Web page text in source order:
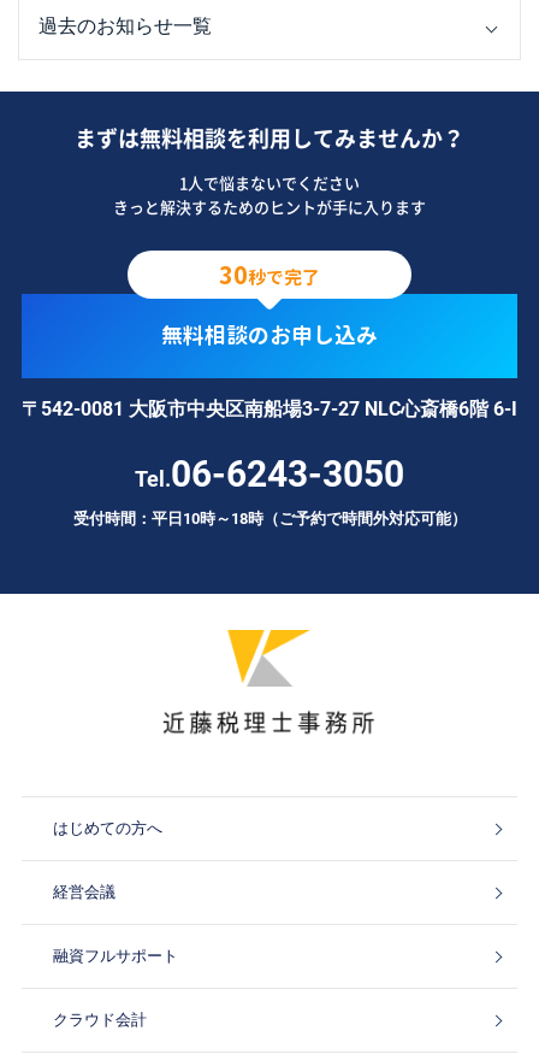
まずは無料相談を利用してみませんか？
1人で悩まないでください
きっと解決するためのヒントが手に入ります
30秒で完了
無料相談のお申し込み
〒542-0081 大阪市中央区南船場3-7-27 NLC心斎橋6階 6-I
Tel.06-6243-3050
受付時間：平日10時～18時（ご予約で時間外対応可能）
はじめての方へ
経営会議
融資フルサポート
クラウド会計